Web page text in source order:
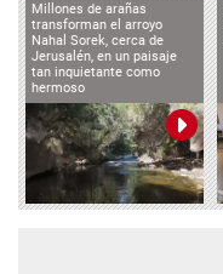
Millones de arañas
transforman el arroyo
Nahal Sorek, cerca de
Jerusalén, en un paisaje
tan inquietante como
hermoso